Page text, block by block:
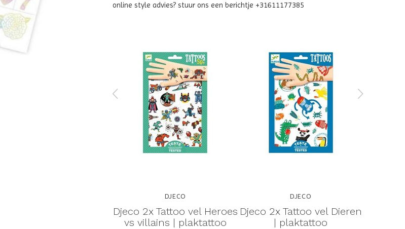
online style advies? stuur ons een berichtje +31611177385
DJECO
Djeco 2x Tattoo vel Heroes
vs villains | plaktattoo
DJECO
Djeco 2x Tattoo vel Dieren
| plaktattoo